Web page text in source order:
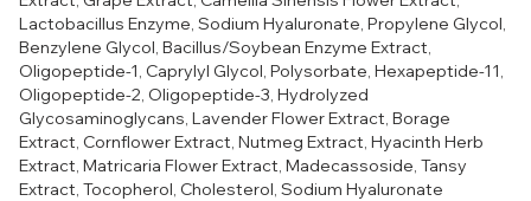
Lactobacillus Enzyme, Sodium Hyaluronate, Propylene Glycol,
Benzylene Glycol, Bacillus/Soybean Enzyme Extract,
Oligopeptide-1, Caprylyl Glycol, Polysorbate, Hexapeptide-11,
Oligopeptide-2, Oligopeptide-3, Hydrolyzed
Glycosaminoglycans, Lavender Flower Extract, Borage
Extract, Cornflower Extract, Nutmeg Extract, Hyacinth Herb
Extract, Matricaria Flower Extract, Madecassoside, Tansy
Extract, Tocopherol, Cholesterol, Sodium Hyaluronate